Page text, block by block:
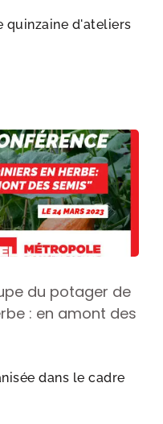
quinzaine d'ateliers
du potager de
: en amont des
dans le cadre